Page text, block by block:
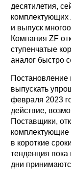
десятилетия,
комплектующих
и выпуск
Компания ZF
ступенчатые
аналог быстро
Постановление
выпускать
февраля 2023
действие,
Поставщики,
комплектующие
в короткие
тенденция
дни